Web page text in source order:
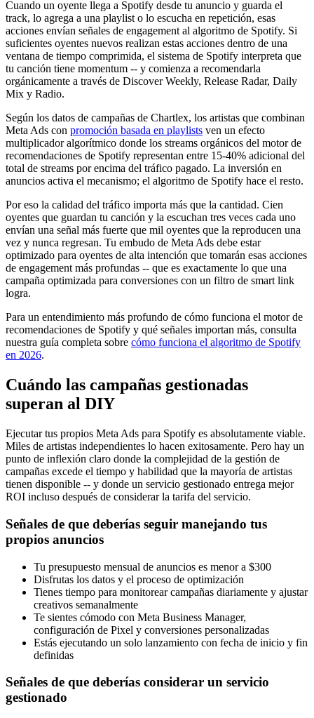
Cuando un oyente llega a Spotify desde tu anuncio y guarda el
track, lo agrega a una playlist o lo escucha en repetición, esas
acciones envían señales de engagement al algoritmo de Spotify. Si
suficientes oyentes nuevos realizan estas acciones dentro de una
ventana de tiempo comprimida, el sistema de Spotify interpreta que
tu canción tiene momentum -- y comienza a recomendarla
orgánicamente a través de Discover Weekly, Release Radar, Daily
Mix y Radio.
Según los datos de campañas de Chartlex, los artistas que combinan
Meta Ads con promoción basada en playlists ven un efecto
multiplicador algorítmico donde los streams orgánicos del motor de
recomendaciones de Spotify representan entre 15-40% adicional del
total de streams por encima del tráfico pagado. La inversión en
anuncios activa el mecanismo; el algoritmo de Spotify hace el resto.
Por eso la calidad del tráfico importa más que la cantidad. Cien
oyentes que guardan tu canción y la escuchan tres veces cada uno
envían una señal más fuerte que mil oyentes que la reproducen una
vez y nunca regresan. Tu embudo de Meta Ads debe estar
optimizado para oyentes de alta intención que tomarán esas acciones
de engagement más profundas -- que es exactamente lo que una
campaña optimizada para conversiones con un filtro de smart link
logra.
Para un entendimiento más profundo de cómo funciona el motor de
recomendaciones de Spotify y qué señales importan más, consulta
nuestra guía completa sobre cómo funciona el algoritmo de Spotify
en 2026.
Cuándo las campañas gestionadas
superan al DIY
Ejecutar tus propios Meta Ads para Spotify es absolutamente viable.
Miles de artistas independientes lo hacen exitosamente. Pero hay un
punto de inflexión claro donde la complejidad de la gestión de
campañas excede el tiempo y habilidad que la mayoría de artistas
tienen disponible -- y donde un servicio gestionado entrega mejor
ROI incluso después de considerar la tarifa del servicio.
Señales de que deberías seguir manejando tus
propios anuncios
Tu presupuesto mensual de anuncios es menor a $300
Disfrutas los datos y el proceso de optimización
Tienes tiempo para monitorear campañas diariamente y ajustar
creativos semanalmente
Te sientes cómodo con Meta Business Manager,
configuración de Pixel y conversiones personalizadas
Estás ejecutando un solo lanzamiento con fecha de inicio y fin
definidas
Señales de que deberías considerar un servicio
gestionado